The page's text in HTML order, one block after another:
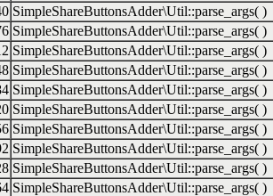
SimpleShareButtonsAdder\Util::parse_args( )
SimpleShareButtonsAdder\Util::parse_args( )
SimpleShareButtonsAdder\Util::parse_args( )
SimpleShareButtonsAdder\Util::parse_args( )
SimpleShareButtonsAdder\Util::parse_args( )
SimpleShareButtonsAdder\Util::parse_args( )
SimpleShareButtonsAdder\Util::parse_args( )
SimpleShareButtonsAdder\Util::parse_args( )
SimpleShareButtonsAdder\Util::parse_args( )
SimpleShareButtonsAdder\Util::parse_args( )